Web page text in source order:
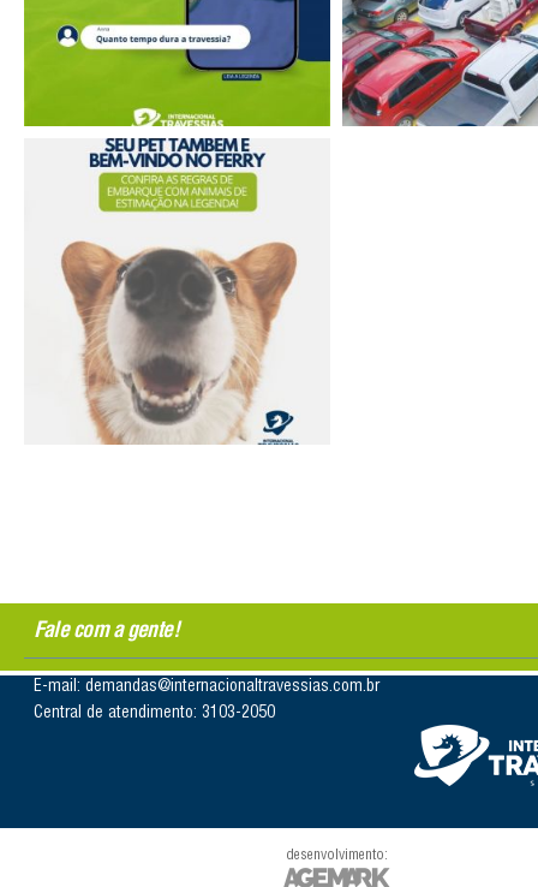
Fale com a gente!
E-mail: demandas@internacionaltravessias.com.br
Central de atendimento: 3103-2050
desenvolvimento: